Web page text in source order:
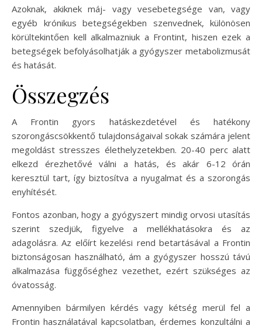
Azoknak, akiknek máj- vagy vesebetegsége van, vagy
egyéb krónikus betegségekben szenvednek, különösen
körültekintően kell alkalmazniuk a Frontint, hiszen ezek a
betegségek befolyásolhatják a gyógyszer metabolizmusát
és hatását.
Összegzés
A Frontin gyors hatáskezdetével és hatékony
szorongáscsökkentő tulajdonságaival sokak számára jelent
megoldást stresszes élethelyzetekben. 20-40 perc alatt
elkezd érezhetővé válni a hatás, és akár 6-12 órán
keresztül tart, így biztosítva a nyugalmat és a szorongás
enyhítését.
Fontos azonban, hogy a gyógyszert mindig orvosi utasítás
szerint szedjük, figyelve a mellékhatásokra és az
adagolásra. Az előírt kezelési rend betartásával a Frontin
biztonságosan használható, ám a gyógyszer hosszú távú
alkalmazása függőséghez vezethet, ezért szükséges az
óvatosság.
Amennyiben bármilyen kérdés vagy kétség merül fel a
Frontin használatával kapcsolatban, érdemes konzultálni a